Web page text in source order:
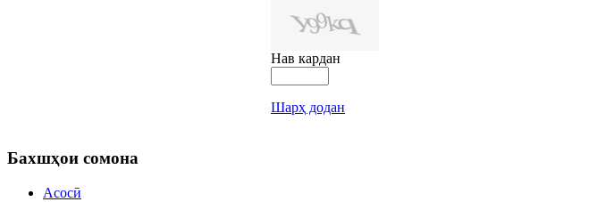
Нав кардан
Шарҳ додан
Бахшҳои сомона
Асосӣ